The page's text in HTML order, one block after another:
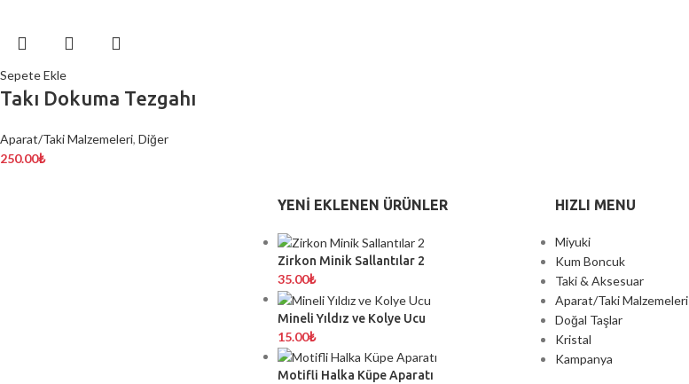
Sepete Ekle
Takı Dokuma Tezgahı
Aparat/Taki Malzemeleri, Diğer
250.00₺
YENI EKLENEN ÜRÜNLER
Zirkon Minik Sallantılar 2
35.00₺
Mineli Yıldız ve Kolye Ucu
15.00₺
Motifli Halka Küpe Aparatı
HIZLI MENU
Miyuki
Kum Boncuk
Taki & Aksesuar
Aparat/Taki Malzemeleri
Doğal Taşlar
Kristal
Kampanya